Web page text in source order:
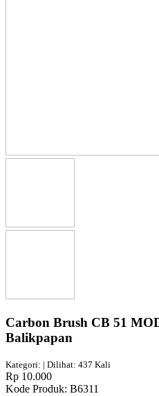
Carbon Brush CB 51
Balikpapan
Kategori: | Dilihat: 437 Kali
Rp 10.000
Kode Produk: B6311